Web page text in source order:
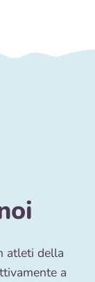
atleti della
a